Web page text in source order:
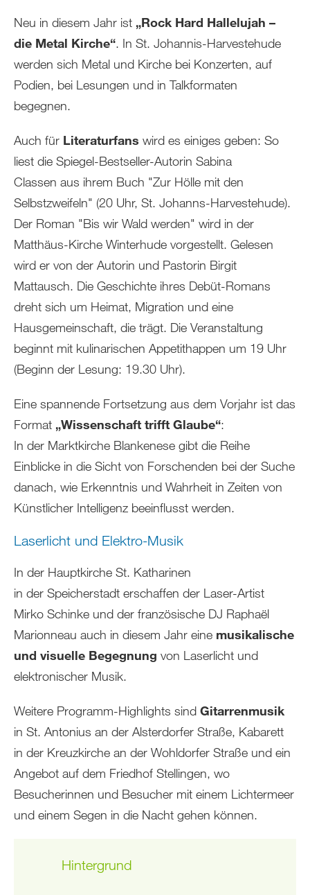
Neu in diesem Jahr ist „Rock Hard Hallelujah –
die Metal Kirche“. In St. Johannis-Harvestehude
werden sich Metal und Kirche bei Konzerten, auf
Podien, bei Lesungen und in Talkformaten
begegnen.
Auch für Literaturfans wird es einiges geben: So
liest die Spiegel-Bestseller-Autorin Sabina
Classen aus ihrem Buch "Zur Hölle mit den
Selbstzweifeln" (20 Uhr, St. Johanns-Harvestehude).
Der Roman "Bis wir Wald werden" wird in der
Matthäus-Kirche Winterhude vorgestellt. Gelesen
wird er von der Autorin und Pastorin Birgit
Mattausch. Die Geschichte ihres Debüt-Romans
dreht sich um Heimat, Migration und eine
Hausgemeinschaft, die trägt. Die Veranstaltung
beginnt mit kulinarischen Appetithappen um 19 Uhr
(Beginn der Lesung: 19.30 Uhr).
Eine spannende Fortsetzung aus dem Vorjahr ist das
Format „Wissenschaft trifft Glaube“:
In der Marktkirche Blankenese gibt die Reihe
Einblicke in die Sicht von Forschenden bei der Suche
danach, wie Erkenntnis und Wahrheit in Zeiten von
Künstlicher Intelligenz beeinflusst werden.
Laserlicht und Elektro-Musik
In der Hauptkirche St. Katharinen
in der Speicherstadt erschaffen der Laser-Artist
Mirko Schinke und der französische DJ Raphaël
Marionneau auch in diesem Jahr eine musikalische
und visuelle Begegnung von Laserlicht und
elektronischer Musik.
Weitere Programm-Highlights sind Gitarrenmusik
in St. Antonius an der Alsterdorfer Straße, Kabarett
in der Kreuzkirche an der Wohldorfer Straße und ein
Angebot auf dem Friedhof Stellingen, wo
Besucherinnen und Besucher mit einem Lichtermeer
und einem Segen in die Nacht gehen können.
Hintergrund